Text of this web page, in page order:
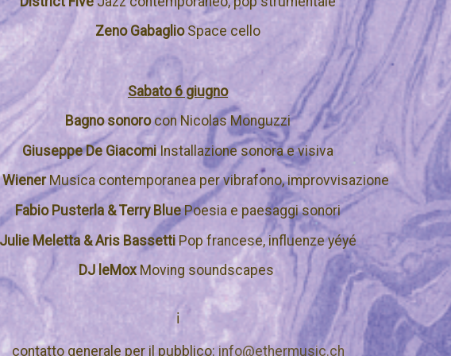
Zeno Gabaglio Space cello
Sabato 6 giugno
Bagno sonorocon Nicolas Monguzzi
Giuseppe De Giacomi Installazione sonora e visiva
Wiener Musica contemporanea per vibrafono, improvvisazione
Fabio Pusterla & Terry BluePoesia e paesaggi sonori
Julie Meletta & Aris Bassetti Pop francese, influenze yéyé
DJ leMox Moving soundscapes
ℹ️
contatto generale per il pubblico: info@ethermusic.ch